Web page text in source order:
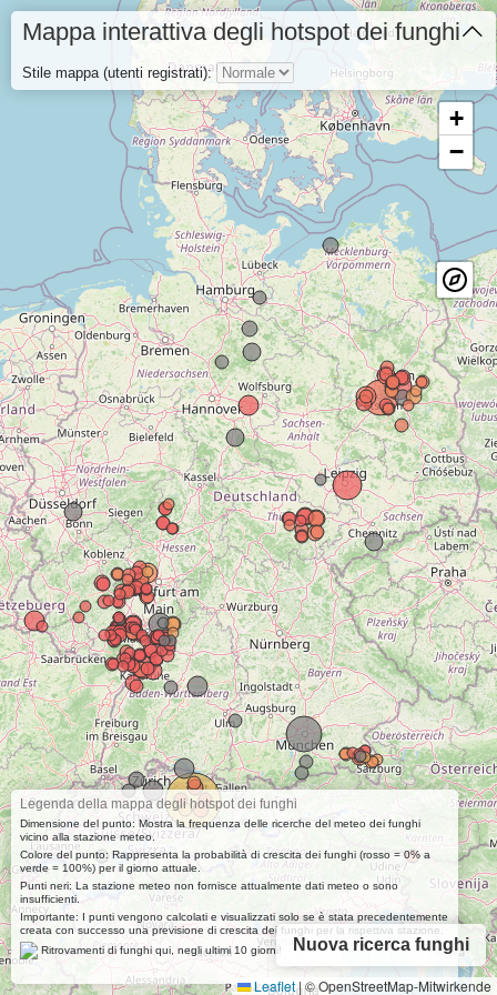
Mappa interattiva degli hotspot dei funghi
Stile mappa (utenti registrati):
+
−
Legenda della mappa degli hotspot dei funghi
Dimensione del punto: Mostra la frequenza delle ricerche del meteo dei funghi
vicino alla stazione meteo.
Colore del punto: Rappresenta la probabilità di crescita dei funghi (rosso = 0% a
verde = 100%) per il giorno attuale.
Punti neri: La stazione meteo non fornisce attualmente dati meteo o sono
insufficienti.
Importante: I punti vengono calcolati e visualizzati solo se è stata precedentemente
creata con successo una previsione di crescita dei funghi per la rispettiva stazione.
Ritrovamenti di funghi qui, negli ultimi 10 giorni!
Nuova ricerca funghi
Leaflet|© OpenStreetMap-Mitwirkende